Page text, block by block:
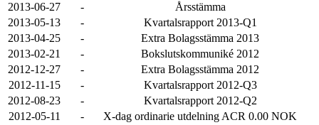
2013-06-27
-
Årsstämma
2013-05-13
-
Kvartalsrapport 2013-Q1
2013-04-25
-
Extra Bolagsstämma 2013
2013-02-21
-
Bokslutskommuniké 2012
2012-12-27
-
Extra Bolagsstämma 2012
2012-11-15
-
Kvartalsrapport 2012-Q3
2012-08-23
-
Kvartalsrapport 2012-Q2
2012-05-11
-
X-dag ordinarie utdelning ACR 0.00 NOK